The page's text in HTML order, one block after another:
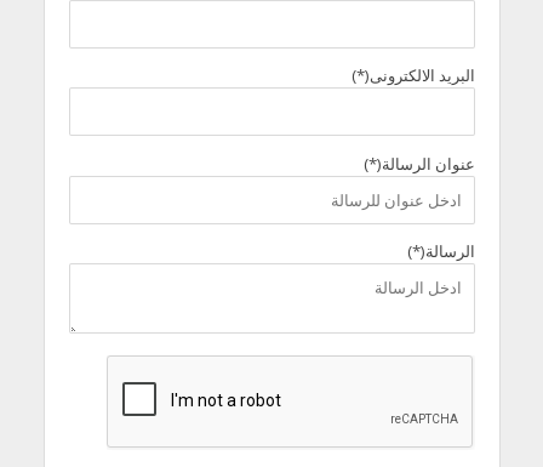
البريد الالكترونى(*)
عنوان الرسالة(*)
الرسالة(*)